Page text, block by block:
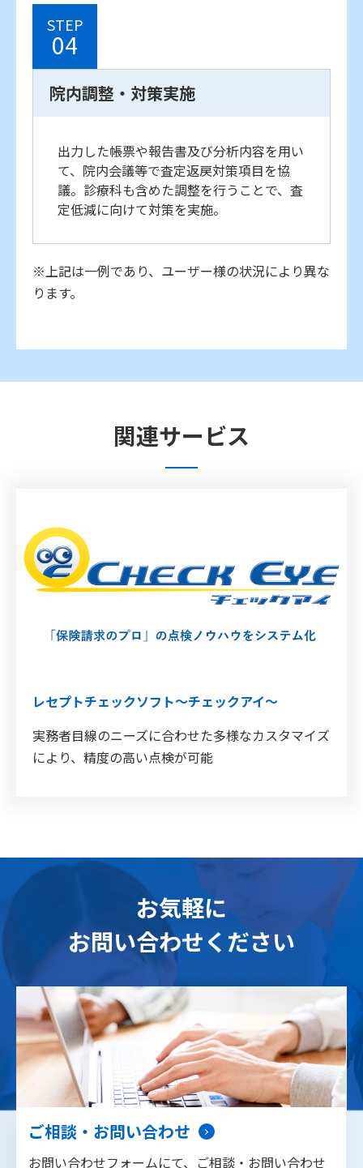
STEP
04
院内調整・対策実施
出力した帳票や報告書及び分析内容を用い
て、院内会議等で査定返戻対策項目を協
議。診療科も含めた調整を行うことで、査
定低減に向けて対策を実施。
※上記は一例であり、ユーザー様の状況により異な
ります。
関連サービス
レセプトチェックソフト～チェックアイ～
実務者目線のニーズに合わせた多様なカスタマイズ
により、精度の高い点検が可能
お気軽に
お問い合わせください
ご相談・お問い合わせ
お問い合わせフォームにて、ご相談・お問い合わせ